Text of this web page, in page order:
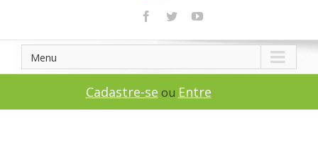
Menu
Cadastre-se ou Entre